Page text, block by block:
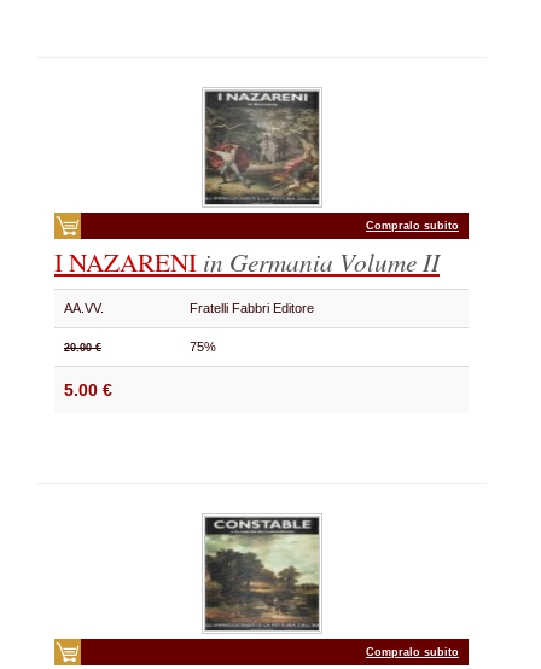
Compralo subito
I NAZARENI in Germania Volume II
AA.VV. Fratelli Fabbri Editore
20.00 € 75%
5.00 €
Compralo subito